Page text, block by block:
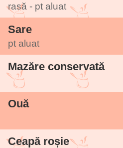
rasă - pt aluat
Sare
pt aluat
Mazăre conservată
Ouă
Ceapă roșie